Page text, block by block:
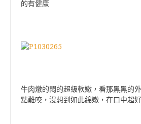
的有健康
牛肉燉的悶的超級軟嫩，看那黑黑的
點難咬，沒想到如此綿嫩，在口中超